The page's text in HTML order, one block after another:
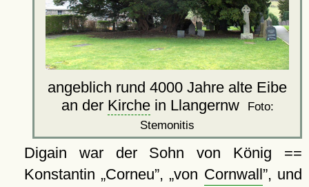
angeblich rund 4000 Jahre alte Eibe
an der Kirchein Llangernw
Foto:
Stemonitis
Digain war der Sohn von König ==
Konstantin Corneu , von Cornwall
, und